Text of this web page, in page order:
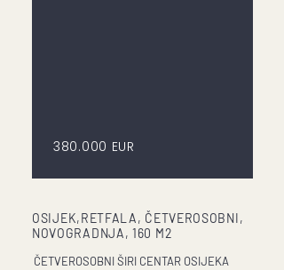
380.000 EUR
OSIJEK,RETFALA, ČETVEROSOBNI,
NOVOGRADNJA, 160 M2
ČETVEROSOBNI ŠIRI CENTAR OSIJEKA